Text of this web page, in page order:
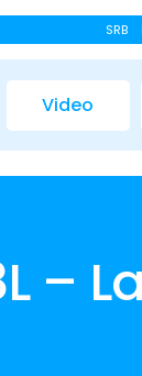
SRB
Video
–